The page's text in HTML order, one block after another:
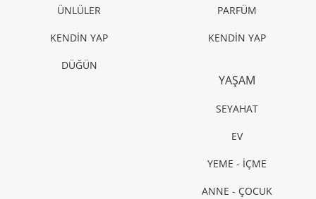
ÜNLÜLER
KENDİN YAP
DÜĞÜN
PARFÜM
KENDİN YAP
YAŞAM
SEYAHAT
EV
YEME - İÇME
ANNE - ÇOCUK